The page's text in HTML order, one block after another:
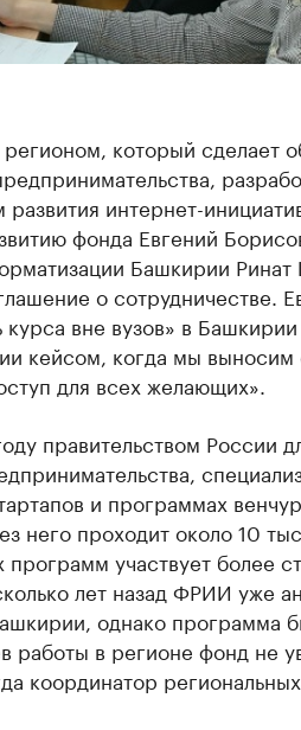
который сделает
интернет-
фонда Евгений
Башкирии Ринат
о сотрудничестве.
вне вузов» в
кейсом, когда мы выносим
для всех желающих».
правительством России
и программах
него проходит около 10
участвует более
лет назад ФРИИ уже
однако программа
работы в регионе фонд не
координатор